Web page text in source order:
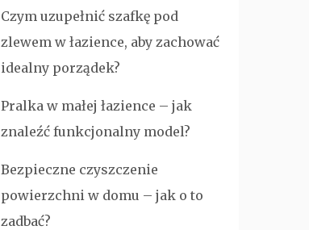
Czym uzupełnić szafkę pod
zlewem w łazience, aby zachować
idealny porządek?
Pralka w małej łazience – jak
znaleźć funkcjonalny model?
Bezpieczne czyszczenie
powierzchni w domu – jak o to
zadbać?